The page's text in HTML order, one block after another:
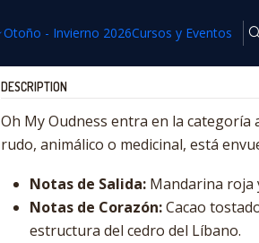
Otoño - Invierno 2026Cursos y Eventos
DESCRIPTION
Oh My Oudness entra en la
rudo, animálico o medicinal, está
Notas de Salida: Mandarina roja
Notas de Corazón:Cacao
estructura del cedro del Líbano.